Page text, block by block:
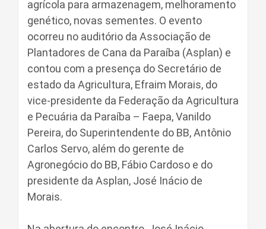
agrícola para armazenagem, melhoramento
genético, novas sementes. O evento
ocorreu no auditório da Associação de
Plantadores de Cana da Paraíba (Asplan) e
contou com a presença do Secretário de
estado da Agricultura, Efraim Morais, do
vice-presidente da Federação da Agricultura
e Pecuária da Paraíba – Faepa, Vanildo
Pereira, do Superintendente do BB, Antônio
Carlos Servo, além do gerente de
Agronegócio do BB, Fábio Cardoso e do
presidente da Asplan, José Inácio de
Morais.